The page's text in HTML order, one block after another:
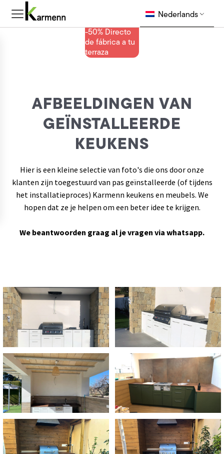
Nederlands
-50% Directo
de fábrica a tu
terraza
AFBEELDINGEN VAN
GEÏNSTALLEERDE
KEUKENS
Hier is een kleine selectie van foto's die ons door onze
klanten zijn toegestuurd van pas geïnstalleerde (of tijdens
het installatieproces) Karmenn keukens en meubels. We
hopen dat ze je helpen om een beter idee te krijgen.
We beantwoorden graag al je vragen via whatsapp.